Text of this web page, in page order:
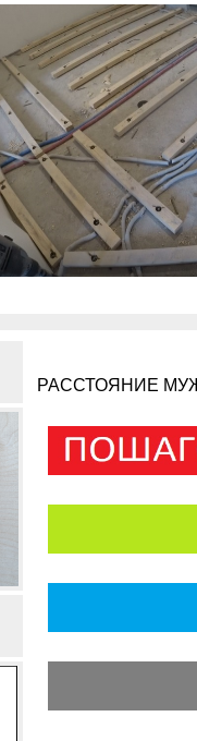
РАССТОЯНИЕ